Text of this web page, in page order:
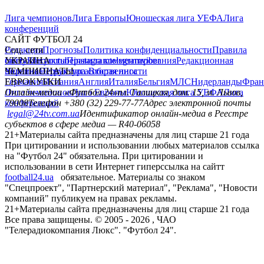
Лига чемпионовЛига ЕвропыЮношеская лига УЕФАЛига
конференций
САЙТ ФУТБОЛ 24
РедакцияПрогнозыПолитика конфиденциальностиПравила
сайтуКонтактыПравила комментированияРедакционная
политикаСтруктура собственности
Соц. сети
facebookxyoutubeinstagramtelegramviber
УКРАИНА
УкраинаПервая лигаВторая лига
ЧЕМПИОНАТЫ
ГерманияИспанияАнглияИталияБельгияМЛСНидерланды
ЕВРОКУБКИ
Лига чемпионовЛига ЕвропыЮношеская лига УЕФАЛига
конференций
Онлайн-медиа «Футбол 24»пл. Галицкая, дом. 15, м. Львов,
79008Телефон +380 (32) 229-77-77Адрес электронной почты
legal@24tv.com.uaИдентификатор онлайн-медиа в Реестре
субъектов в сфере медиа — R40-06058
21+Материалы сайта предназначены для лиц старше 21 года
При цитировании и использовании любых материалов ссылка
на "Футбол 24" обязательна. При цитировании и
использовании в сети Интернет гиперссылка на сайтт
football24.ua
обязательное. Материалы со знаком
"Спецпроект", "Партнерский материал", "Реклама", "Новости
компаний" публикуем на правах рекламы.
21+Материалы сайта предназначены для лиц старше 21 года
Все права защищены. © 2005 - 2026 , ЧАО
"Телерадиокомпания Люкс". "Футбол 24".